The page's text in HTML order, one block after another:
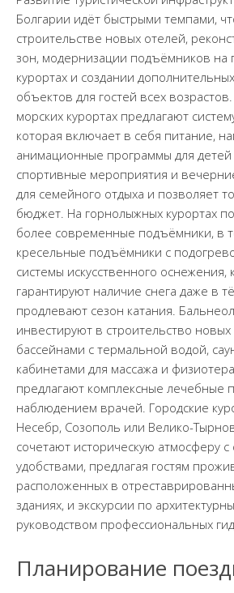
Болгарии идёт быстрыми темпами,
строительстве новых отелей,
зон, модернизации подъёмников на
курортах и создании
объектов для гостей всех
морских курортах предлагают
которая включает в себя питание,
анимационные программы для детей
спортивные мероприятия и
для семейного отдыха и позволяет
бюджет. На горнолыжных курортах
более современные подъёмники, в
кресельные подъёмники с
системы искусственного оснежения,
гарантируют наличие снега даже в
продлевают сезон катания.
инвестируют в строительство
бассейнами с термальной водой,
кабинетами для массажа и
предлагают комплексные лечебные
наблюдением врачей. Городские
Несебр, Созополь или Велико-
сочетают историческую атмосферу
удобствами, предлагая гостям
расположенных в
зданиях, и экскурсии по
руководством профессиональных
Планирование